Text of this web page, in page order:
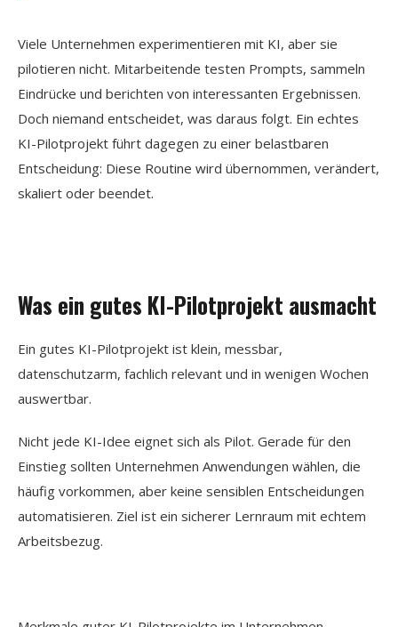
Viele Unternehmen experimentieren mit KI, aber sie
pilotieren nicht. Mitarbeitende testen Prompts, sammeln
Eindrücke und berichten von interessanten Ergebnissen.
Doch niemand entscheidet, was daraus folgt. Ein echtes
KI-Pilotprojekt führt dagegen zu einer belastbaren
Entscheidung: Diese Routine wird übernommen, verändert,
skaliert oder beendet.
Was ein gutes KI-Pilotprojekt ausmacht
Ein gutes KI-Pilotprojekt ist klein, messbar,
datenschutzarm, fachlich relevant und in wenigen Wochen
auswertbar.
Nicht jede KI-Idee eignet sich als Pilot. Gerade für den
Einstieg sollten Unternehmen Anwendungen wählen, die
häufig vorkommen, aber keine sensiblen Entscheidungen
automatisieren. Ziel ist ein sicherer Lernraum mit echtem
Arbeitsbezug.